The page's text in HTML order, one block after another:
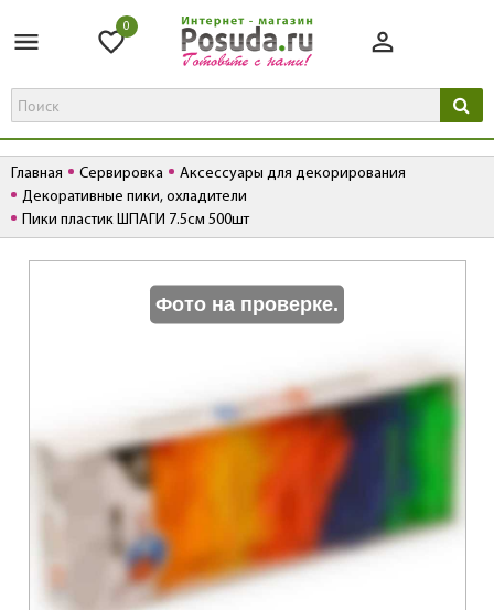
0
Главная Сервировка
Аксессуары для декорирования
Декоративные пики, охладители
Пики пластик ШПАГИ 7.5см 500шт
Фото на проверке.